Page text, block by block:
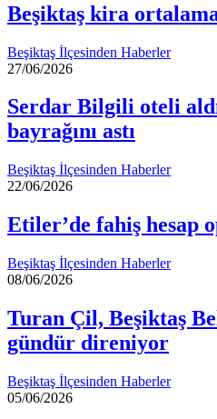
Beşiktaş kira
Beşiktaş İlçesinden Haberler
27/06/2026
Serdar Bilgili oteli
bayrağını astı
Beşiktaş İlçesinden Haberler
22/06/2026
Etiler’de fahiş hesap
Beşiktaş İlçesinden Haberler
08/06/2026
Turan Çil, Beşiktaş
gündür direniyor
Beşiktaş İlçesinden Haberler
05/06/2026